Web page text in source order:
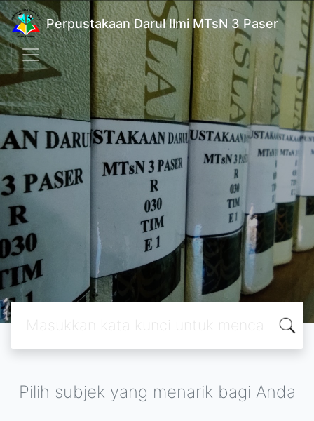
Perpustakaan Darul Ilmi MTsN 3 Paser
Pilih subjek yang menarik bagi Anda